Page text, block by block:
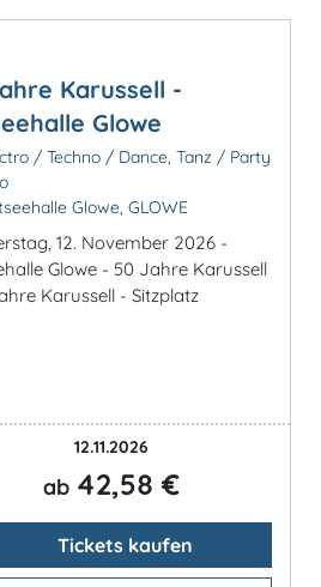
Karussell -
Glowe
/ Techno / Dance, Tanz / Party
Glowe, GLOWE
12. November 2026 -
Glowe - 50 Jahre Karussell
Karussell - Sitzplatz
12.11.2026
ab 42,58 €
Tickets kaufen